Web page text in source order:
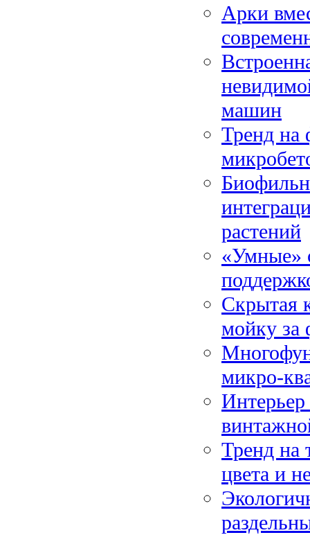
Арки
машин
Тренд на
растений
«Умные»
Скрытая
мойку за
микро-
Тренд на
цвета и